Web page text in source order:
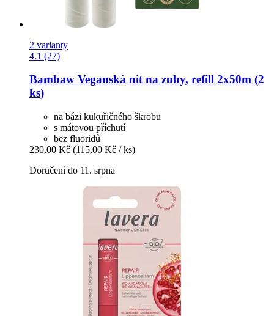
2 varianty
4.1 (27)
Bambaw Veganská nit na zuby, refill 2x50m (2
ks)
na bázi kukuřičného škrobu
s mátovou příchutí
bez fluoridů
230,00 Kč (115,00 Kč / ks)
Doručení do 11. srpna